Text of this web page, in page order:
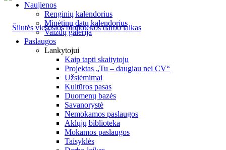
Naujienos
Renginių kalendorius
Minėtinų datų kalendorius
Vaizdų galerija
Paslaugos
Lankytojui
Kaip tapti skaitytoju
Projektas „Tu – daugiau nei CV“
Užsiėmimai
Kultūros pasas
Duomenų bazės
Savanorystė
Nemokamos paslaugos
Aklųjų biblioteka
Mokamos paslaugos
Taisyklės